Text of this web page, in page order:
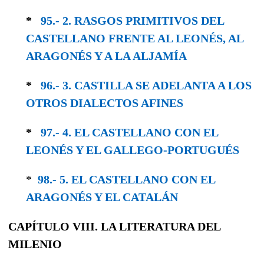
* 95.- 2. RASGOS PRIMITIVOS DEL
CASTELLANO FRENTE AL LEONÉS, AL
ARAGONÉS Y A LA ALJAMÍA
* 96.- 3. CASTILLA SE ADELANTA A LOS
OTROS DIALECTOS AFINES
* 97.- 4. EL CASTELLANO CON EL
LEONÉS Y EL GALLEGO-PORTUGUÉS
* 98.- 5. EL CASTELLANO CON EL
ARAGONÉS Y EL CATALÁN
CAPÍTULO VIII. LA LITERATURA DEL
MILENIO